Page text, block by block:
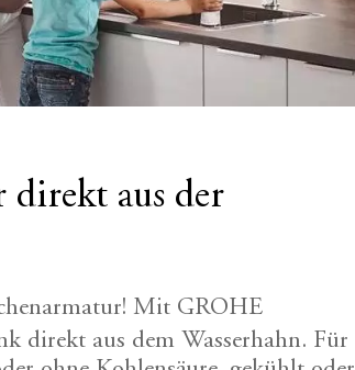
direkt aus der
Mit GROHE
direkt aus dem Wasserhahn. Für